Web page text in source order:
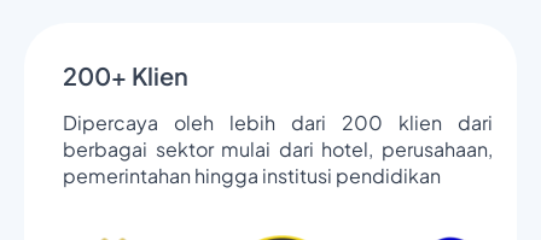
200+ Klien
Dipercaya oleh lebih dari 200 klien dari
berbagai sektor mulai dari hotel, perusahaan,
pemerintahan hingga institusi pendidikan